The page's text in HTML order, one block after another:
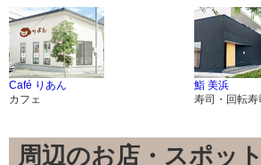
Café りあん
カフェ
鮨 美浜
寿司・回転寿
周辺のお店・スポット